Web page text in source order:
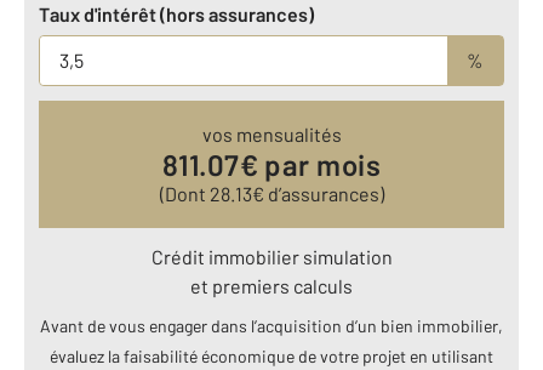
Taux d'intérêt (hors assurances)
%
vos mensualités
811.07€ par mois
(Dont 28.13€ d’assurances)
Crédit immobilier simulation
et premiers calculs
Avant de vous engager dans l’acquisition d’un bien immobilier,
évaluez la faisabilité économique de votre projet en utilisant